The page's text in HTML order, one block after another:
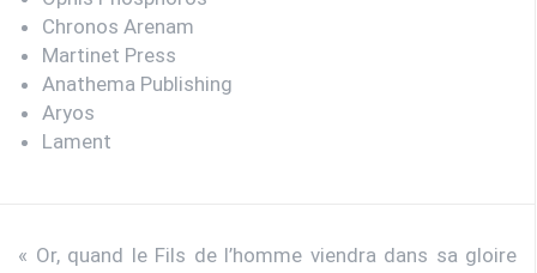
Chronos Arenam
Martinet Press
Anathema Publishing
Aryos
Lament
« Or, quand le Fils de l’homme viendra dans sa gloire